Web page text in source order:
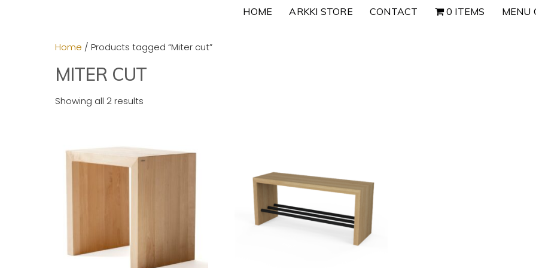
HOME ARKKI STORE CONTACT 0 ITEMS MENU
Home / Products tagged “Miter cut”
MITER CUT
Showing all 2 results